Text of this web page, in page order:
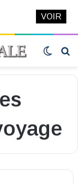
Switch
VOIR